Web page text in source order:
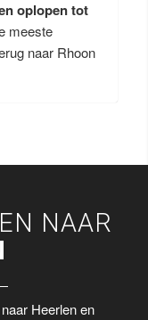
oplopen tot
meeste
naar Rhoon
NAAR
Heerlen en